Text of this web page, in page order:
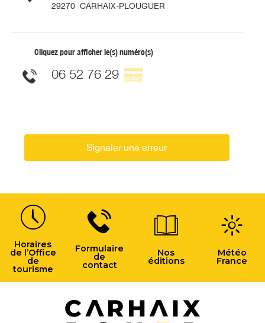
29270 CARHAIX-PLOUGUER
Cliquez pour afficher le(s) numéro(s)
06 52 76 29 ▒▒
Signaler une erreur
Horaires
de l’Office
de
tourisme
Formulaire
de
contact
Nos
éditions
Météo
France